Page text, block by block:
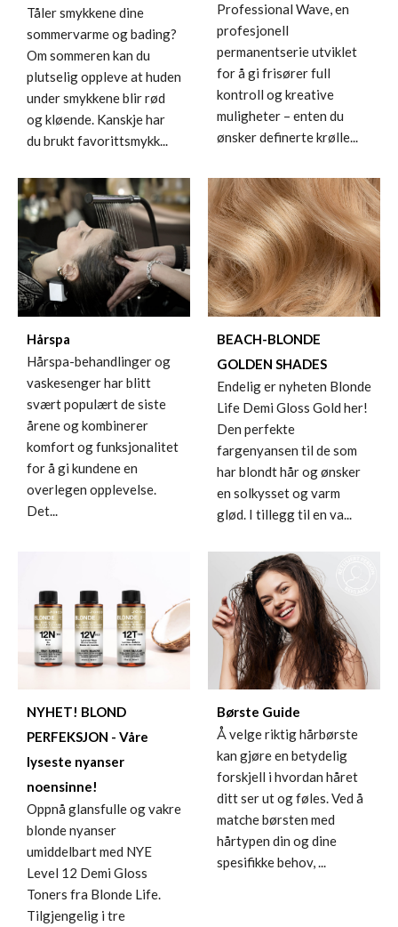
Tåler smykkene dine
sommervarme og bading?
Om sommeren kan du
plutselig oppleve at huden
under smykkene blir rød
og kløende. Kanskje har
du brukt favorittsmykk...
Professional Wave, en
profesjonell
permanentserie utviklet
for å gi frisører full
kontroll og kreative
muligheter – enten du
ønsker definerte krølle...
Hårspa
Hårspa-behandlinger og
vaskesenger har blitt
svært populært de siste
årene og kombinerer
komfort og funksjonalitet
for å gi kundene en
overlegen opplevelse.
Det...
BEACH-BLONDE
GOLDEN SHADES
Endelig er nyheten Blonde
Life Demi Gloss Gold her!
Den perfekte
fargenyansen til de som
har blondt hår og ønsker
en solkysset og varm
glød. I tillegg til en va...
NYHET! BLOND
PERFEKSJON - Våre
lyseste nyanser
noensinne!
Oppnå glansfulle og vakre
blonde nyanser
umiddelbart med NYE
Level 12 Demi Gloss
Toners fra Blonde Life.
Tilgjengelig i tre
Børste Guide
Å velge riktig hårbørste
kan gjøre en betydelig
forskjell i hvordan håret
ditt ser ut og føles. Ved å
matche børsten med
hårtypen din og dine
spesifikke behov, ...